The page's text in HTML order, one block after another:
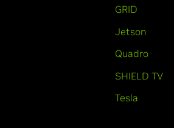
GRID
Jetson
Quadro
SHIELD TV
Tesla